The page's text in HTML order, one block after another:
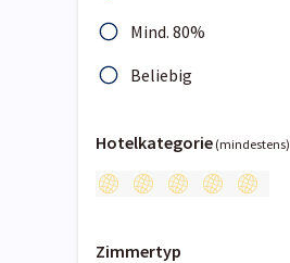
Mind. 80%
Beliebig
Hotelkategorie (mindestens)
Zimmertyp